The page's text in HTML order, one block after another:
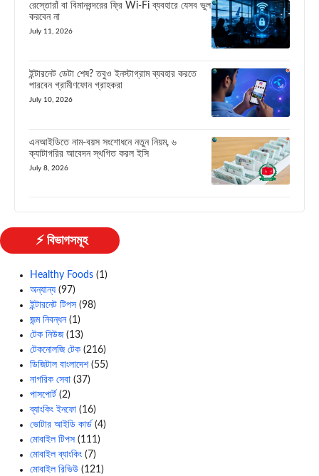
রেস্তোরাঁ বা বিমানবন্দরের ফ্রি Wi-Fi ব্যবহারে যেসব ভুল
করবেন না
July 11, 2026
ইন্টারনেট ডেটা শেষ? তবুও ইনস্টাগ্রাম ব্যবহার করতে
পারবেন গ্রামীণফোন গ্রাহকরা
July 10, 2026
এনআইডিতে নাম-বয়স সংশোধনে নতুন নিয়ম, ৬
ক্যাটাগরির আবেদন স্থগিত করল ইসি
July 8, 2026
⚡ বিভাগসমূহ
Healthy Foods (1)
অন্যান্য (97)
ইন্টারনেট টিপস (98)
জন্ম নিবন্ধন(1)
টেক নিউজ(13)
টেকনোলজি টেক (216)
ডিজিটাল বাংলাদেশ(55)
নাগরিক সেবা (37)
পাসপোর্ট (2)
ব্যাংকিং ইনফো (16)
ভোটার আইডি কার্ড (4)
মোবাইল টিপস (111)
মোবাইল ব্যাংকিং (7)
মোবাইল রিভিউ (121)